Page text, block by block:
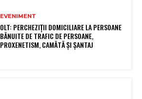
EVENIMENT
OLT: PERCHEZIŢII DOMICILIARE LA PERSOANE
BĂNUITE DE TRAFIC DE PERSOANE,
PROXENETISM, CAMĂTĂ ŞI ŞANTAJ